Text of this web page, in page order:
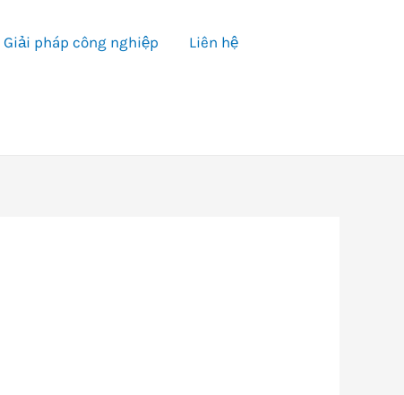
Giải pháp công nghiệp Liên hệ